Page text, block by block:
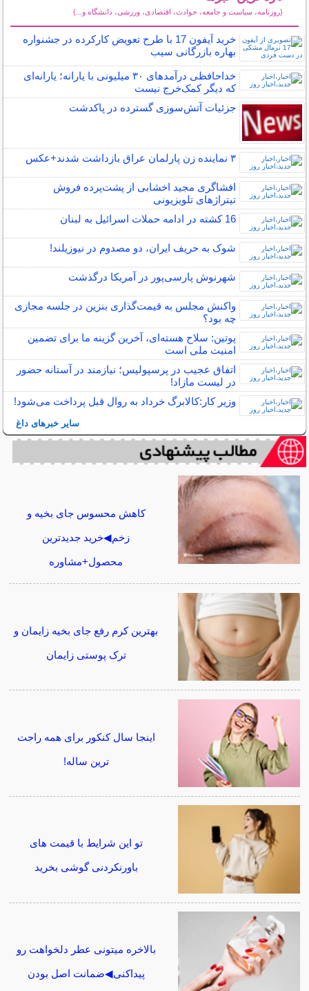
(روزنامه، سیاست و جامعه، حوادث، اقتصادی، ورزشی، دانشگاه و...)
خرید آیفون 17 با طرح تعویض کارکرده در جشنواره
بهاره بازرگانی سیب
خداحافظی درآمدهای ۳۰ میلیونی با یارانه؛ یارانه‌ای
که دیگر کمک‌خرج نیست
جزئیات آتش‌سوزی گسترده در پاکدشت
۳ نماینده زن پارلمان عراق بازداشت شدند+عکس
افشاگری مجید اخشابی از پشت‌پرده فروش
تیتراژهای تلویزیونی
16 کشته در ادامه حملات اسرائیل به لبنان
شوک به حریف ایران، دو مصدوم در نیوزیلند!
شهرنوش پارسی‌پور در آمریکا درگذشت
واکنش مجلس به قیمت‌گذاری بنزین در جلسه مجازی
چه بود؟
پوتین: سلاح هسته‌ای، آخرین گزینه ما برای تضمین
امنیت ملی است
اتفاق عجیب در پرسپولیس؛ نیازمند در آستانه حضور
در لیست مازاد!
وزیر کار:کالابرگ خرداد به روال قبل پرداخت می‌شود!
سایر خبرهای داغ
کاهش محسوس جای بخیه و
زخم◀خرید جدیدترین
محصول+مشاوره
بهترین کرم رفع جای بخیه زایمان و
ترک پوستی زایمان
اینجا سال کنکور برای همه راحت
ترین ساله!
تو این شرایط با قیمت های
باورنکردنی گوشی بخرید
بالاخره میتونی عطر دلخواهت رو
پیداکنی◀ضمانت اصل بودن